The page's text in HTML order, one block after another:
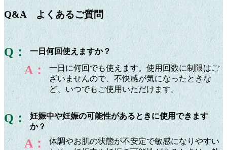
Q&A よくあるご質問
Q： 一日何回使えますか？
A： 一日に何回でも使えます。使用回数に制限はご
ざいませんので、不快感が気になったときな
ど、いつでもご使用いただけます。
Q：
妊娠中や妊娠の可能性があるときに使用できます
か？
A：
体調やお肌の状態が不安定で敏感になりやすい